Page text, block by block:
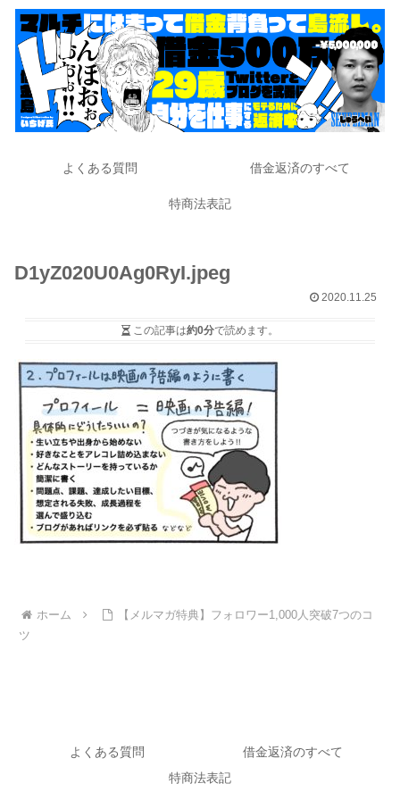
よくある質問 借金返済のすべて
特商法表記
D1yZ020U0Ag0RyI.jpeg
2020.11.25
この記事は約0分で読めます。
ホーム
【メルマガ特典】フォロワー1,000人突破7つのコ
ツ
よくある質問
借金返済のすべて
特商法表記